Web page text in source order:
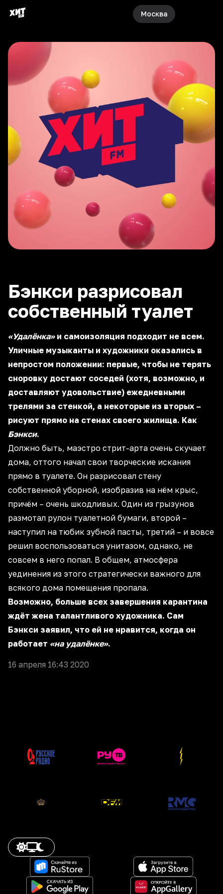
Москва
Бэнкси разрисовал
собственный туалет
«Удалёнка»и самоизоляция подходит не всем.
Уличные музыканты и художники оказались в
непростом положении: первые, чтобы не терять
сноровку достают соседей (хотя, возможно, и
доставляют удовольствие) ежедневными
трелями за стенкой, а некоторые из вторых –
рисуют прямо на стенах своего жилища. Как
Бэнкси.
Должно быть, маэстро стрит-арта очень скучает
дома, оттого начал свои творческие искания
прямо в туалете. Он разрисовал стену
собственной уборной, изобразив на нём крыс,
причём – очень шкодливых. Один из грызунов
размотал рулон туалетной бумаги, второй –
наступил на тюбик зубной пасты, третий – и вовсе
решил воспользоваться унитазом, однако, не
совсем в него попал. В общем, атмосфера
уединения из этого стратегически важного для
всякого дома помещения пропала.
Возможно, больше всех завершения карантина
ждёт жена талантливого художника. Сам
Бэнкси заявил, что ей не нравится, когда он
работает «на удалёнке».
16 апреля 16:43 2020